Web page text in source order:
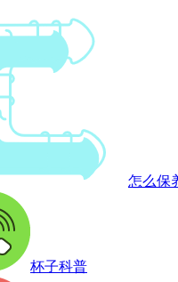
怎么保
杯子科普